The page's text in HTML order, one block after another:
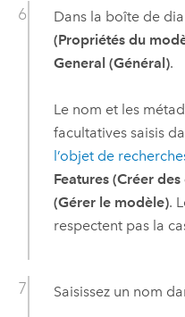
Dans la boîte de
(Propriétés du
General (Général).
Le nom et les
facultatives saisis
l’objet de
Features (Créer des
(Gérer le modèle).
respectent pas la
Saisissez un nom